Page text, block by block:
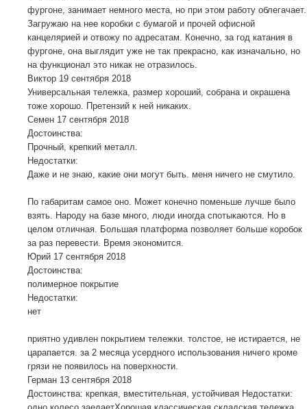
фургоне, занимает немного места, но при этом работу облегачает.
Загружаю на нее коробки с бумагой и прочей офисной
канцелярией и отвожу по адресатам. Конечно, за год катания в
фургоне, она выглядит уже не так прекрасно, как изначально, но
на функционал это никак не отразилось.
Виктор 19 сентября 2018
Универсальная тележка, размер хороший, собрана и окрашена
тоже хорошо. Претензий к ней никаких.
Семен 17 сентября 2018
Достоинства:
Прочный, крепкий металл.
Недостатки:
Даже и не знаю, какие они могут быть. меня ничего не смутило.
По габаритам самое оно. Может конечно поменьше лучше было
взять. Народу на базе много, люди иногда спотыкаются. Но в
целом отличная. Большая платформа позволяет больше коробок
за раз перевести. Время экономится.
Юрий 17 сентября 2018
Достоинства:
полимерное покрытие
Недостатки:
нет
приятно удивлен покрытием тележки. толстое, не истирается, не
царапается. за 2 месяца усердного использования ничего кроме
грязи не появилось на поверхности.
Герман 13 сентября 2018
Достоинства: крепкая, вместительная, устойчивая Недостатки: